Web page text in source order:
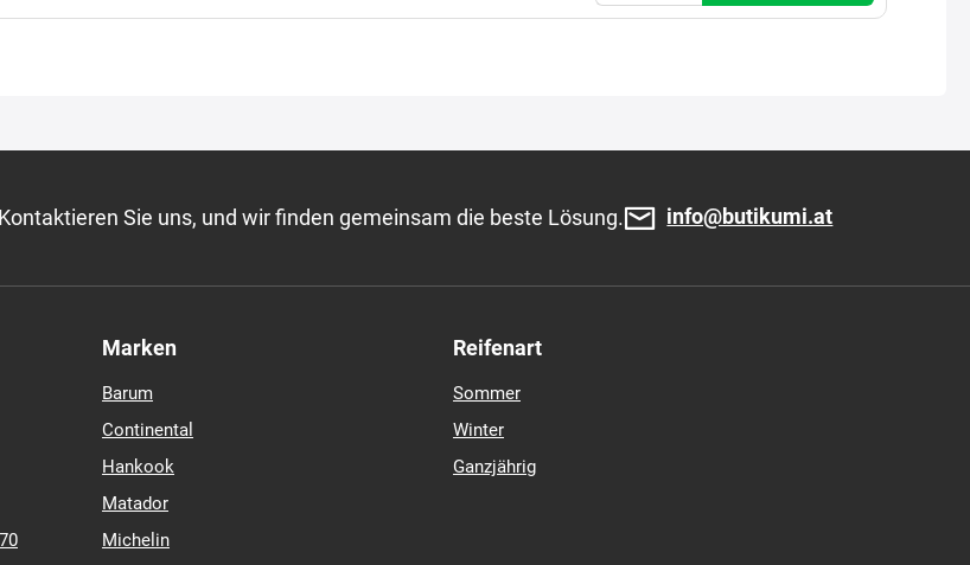
Kontaktieren Sie uns, und wir finden gemeinsam die beste Lösung. info@butikumi.at
Marken
Barum
Continental
Hankook
Matador
Michelin
Reifenart
Sommer
Winter
Ganzjährig